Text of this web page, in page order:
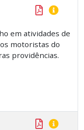
em atividades de
motoristas do
providências.